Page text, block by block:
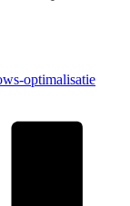
optimalisatie